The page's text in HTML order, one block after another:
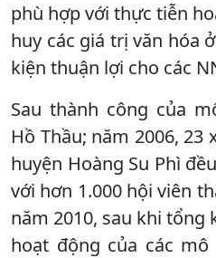
phù hợp với thực tiễn
huy các giá trị văn hóa
kiện thuận lợi cho các
Sau thành công của
Hồ Thầu; năm 2006,
huyện Hoàng Su Phì
với hơn 1.000 hội viên
năm 2010, sau khi tổng
hoạt động của các